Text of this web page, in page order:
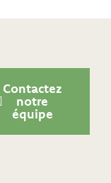
Contactez
notre
équipe